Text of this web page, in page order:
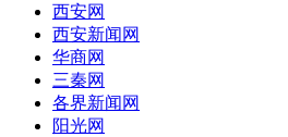
西安网
西安新闻网
华商网
三秦网
各界新闻网
阳光网